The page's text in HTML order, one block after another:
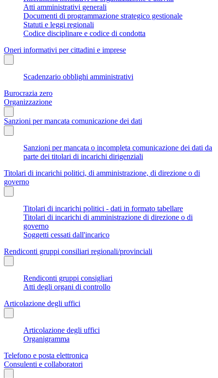
Atti amministrativi generali
Documenti di programmazione strategico gestionale
Statuti e leggi regionali
Codice disciplinare e codice di condotta
Oneri informativi per cittadini e imprese
Scadenzario obblighi amministrativi
Burocrazia zero
Organizzazione
Sanzioni per mancata comunicazione dei dati
Sanzioni per mancata o incompleta comunicazione dei dati da
parte dei titolari di incarichi dirigenziali
Titolari di incarichi politici, di amministrazione, di direzione o di
governo
Titolari di incarichi politici - dati in formato tabellare
Titolari di incarichi di amministrazione di direzione o di
governo
Soggetti cessati dall'incarico
Rendiconti gruppi consiliari regionali/provinciali
Rendiconti gruppi consigliari
Atti degli organi di controllo
Articolazione degli uffici
Articolazione degli uffici
Organigramma
Telefono e posta elettronica
Consulenti e collaboratori